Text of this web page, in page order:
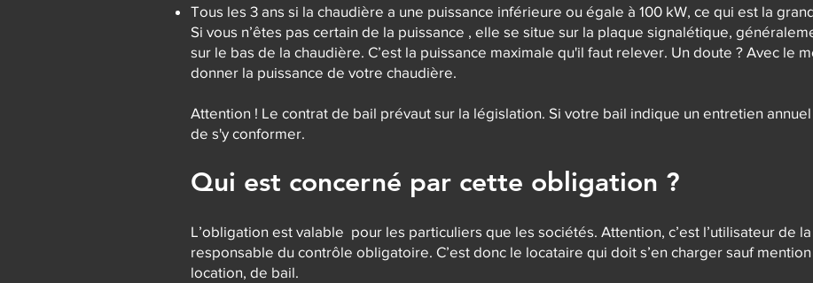
Tous les 3 ans si la chaudière a une puissance inférieure ou égale à 100 kW, ce qui est la
Si vous n’êtes pas certain de la puissance , elle se situe sur la plaque signalétique,
sur le bas de la chaudière. C’est la puissance maximale qu'il faut relever. Un doute ? Avec le
donner la puissance de votre chaudière.
Attention ! Le contrat de bail prévaut sur la législation. Si votre bail indique un entretien
de s'y conformer.
Qui est concerné par cette obligation ?
L’obligation est valable pour les particuliers que les sociétés. Attention, c’est l’utilisateur de
responsable du contrôle obligatoire. C’est donc le locataire qui doit s’en charger sauf
location, de bail.